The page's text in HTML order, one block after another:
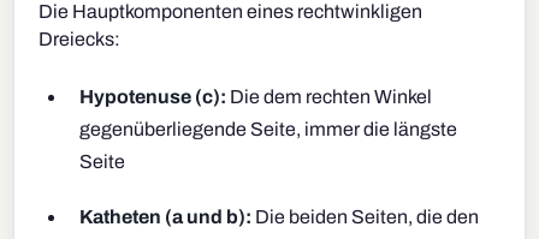
Die Hauptkomponenten eines rechtwinkligen
Dreiecks:
Hypotenuse (c): Die dem rechten Winkel
gegenüberliegende Seite, immer die längste
Seite
Katheten (a und b): Die beiden Seiten, die den